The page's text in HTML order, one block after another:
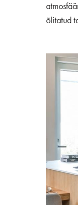
õlitatud